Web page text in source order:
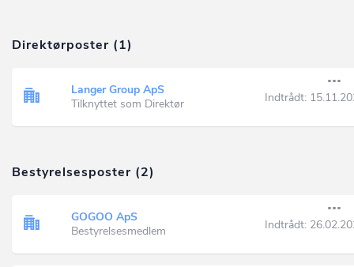
Direktørposter (1)
Langer Group ApS
Tilknyttet som Direktør
Indtrådt:
Bestyrelsesposter (2)
GOGOO ApS
Bestyrelsesmedlem
Indtrådt: